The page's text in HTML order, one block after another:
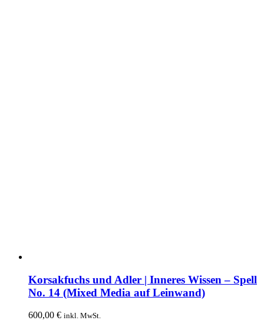
Korsakfuchs und Adler | Inneres Wissen – Spell
No. 14 (Mixed Media auf Leinwand)
600,00 € inkl. MwSt.